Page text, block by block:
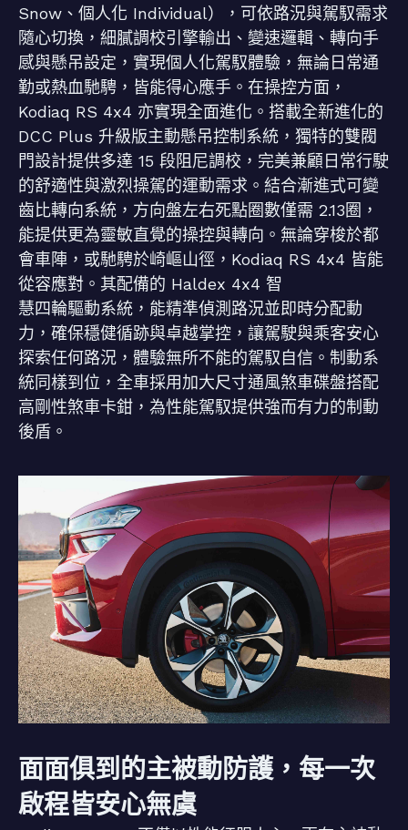
Snow、個人化 Individual），可依路況與駕馭需求
隨心切換，細膩調校引擎輸出、變速邏輯、轉向手
感與懸吊設定，實現個人化駕馭體驗，無論日常通
勤或熱血馳騁，皆能得心應手。在操控方面，
Kodiaq RS 4x4 亦實現全面進化。搭載全新進化的
DCC Plus 升級版主動懸吊控制系統，獨特的雙閥
門設計提供多達 15 段阻尼調校，完美兼顧日常行駛
的舒適性與激烈操駕的運動需求。結合漸進式可變
齒比轉向系統，方向盤左右死點圈數僅需 2.13圈，
能提供更為靈敏直覺的操控與轉向。無論穿梭於都
會車陣，或馳騁於崎嶇山徑，Kodiaq RS 4x4 皆能
從容應對。其配備的 Haldex 4x4 智
慧四輪驅動系統，能精準偵測路況並即時分配動
力，確保穩健循跡與卓越掌控，讓駕駛與乘客安心
探索任何路況，體驗無所不能的駕馭自信。制動系
統同樣到位，全車採用加大尺寸通風煞車碟盤搭配
高剛性煞車卡鉗，為性能駕馭提供強而有力的制動
後盾。
面面俱到的主被動防護，每一次
啟程皆安心無虞